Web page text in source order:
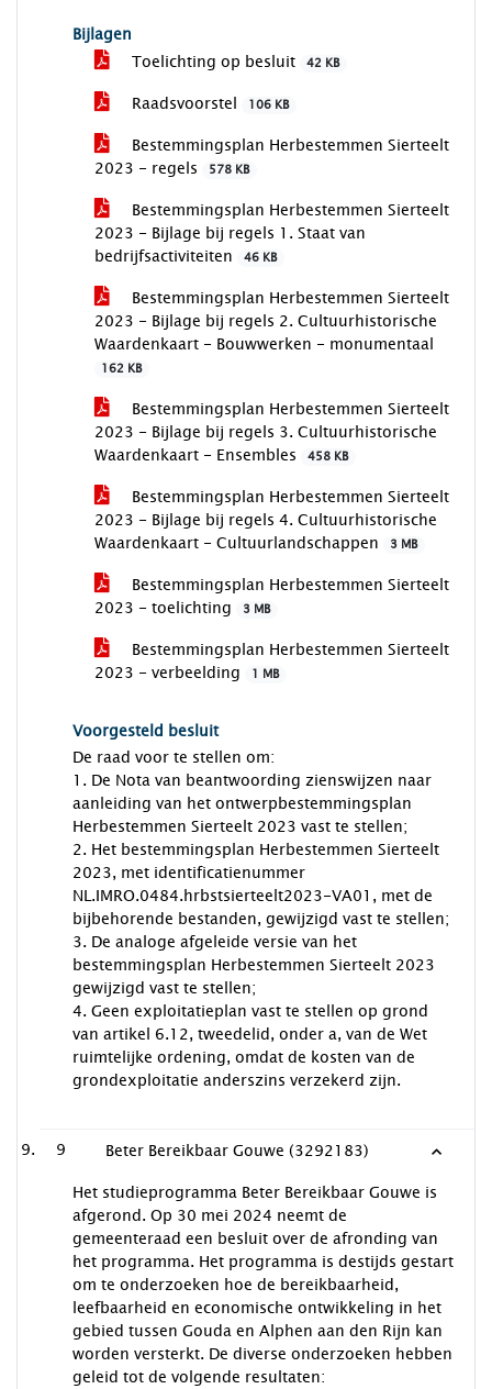
Bijlagen
Toelichting op besluit
42 KB
Raadsvoorstel 106 KB
Bestemmingsplan Herbestemmen Sierteelt
2023 - regels
578 KB
Bestemmingsplan Herbestemmen Sierteelt
2023 - Bijlage bij regels 1. Staat van
bedrijfsactiviteiten
46 KB
Bestemmingsplan Herbestemmen Sierteelt
2023 - Bijlage bij regels 2. Cultuurhistorische
Waardenkaart - Bouwwerken - monumentaal
162 KB
Bestemmingsplan Herbestemmen Sierteelt
2023 - Bijlage bij regels 3. Cultuurhistorische
Waardenkaart - Ensembles
458 KB
Bestemmingsplan Herbestemmen Sierteelt
2023 - Bijlage bij regels 4. Cultuurhistorische
Waardenkaart - Cultuurlandschappen
3 MB
Bestemmingsplan Herbestemmen Sierteelt
2023 - toelichting
3 MB
Bestemmingsplan Herbestemmen Sierteelt
2023 - verbeelding
1 MB
Voorgesteld besluit
De raad voor te stellen om:
1. De Nota van beantwoording zienswijzen naar
aanleiding van het ontwerpbestemmingsplan
Herbestemmen Sierteelt 2023 vast te stellen;
2. Het bestemmingsplan Herbestemmen Sierteelt
2023, met identificatienummer
NL.IMRO.0484.hrbstsierteelt2023-VA01, met de
bijbehorende bestanden, gewijzigd vast te stellen;
3. De analoge afgeleide versie van het
bestemmingsplan Herbestemmen Sierteelt 2023
gewijzigd vast te stellen;
4. Geen exploitatieplan vast te stellen op grond
van artikel 6.12, tweedelid, onder a, van de Wet
ruimtelijke ordening, omdat de kosten van de
grondexploitatie anderszins verzekerd zijn.
9
Beter Bereikbaar Gouwe (3292183)
Het studieprogramma Beter Bereikbaar Gouwe is
afgerond. Op 30 mei 2024 neemt de
gemeenteraad een besluit over de afronding van
het programma. Het programma is destijds gestart
om te onderzoeken hoe de bereikbaarheid,
leefbaarheid en economische ontwikkeling in het
gebied tussen Gouda en Alphen aan den Rijn kan
worden versterkt. De diverse onderzoeken hebben
geleid tot de volgende resultaten: